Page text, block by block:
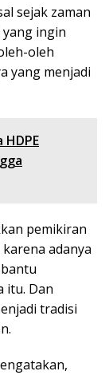
sejak zaman
yang ingin
oleh
yang menjadi
pemikiran
adanya
itu. Dan
tradisi